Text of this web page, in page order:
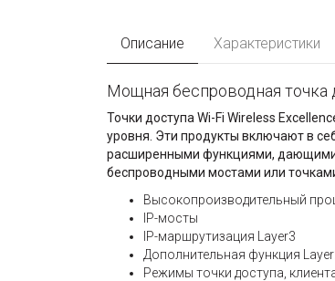
Описание Характеристики
Мощная беспроводная точка
Точки доступа Wi-Fi Wireless
уровня. Эти продукты включают в
расширенными функциями,
беспроводными мостами или
Высокопроизводительный
IP-мосты
IP-маршрутизация Layer3
Дополнительная функция
Режимы точки доступа,